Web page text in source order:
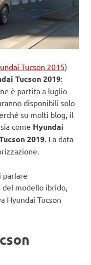
Tucson 2015)
Tucson 2019:
è partita a luglio
disponibili solo
su molti blog, il
come Hyundai
2019 . La data
parlare
modello ibrido,
Hyundai Tucson